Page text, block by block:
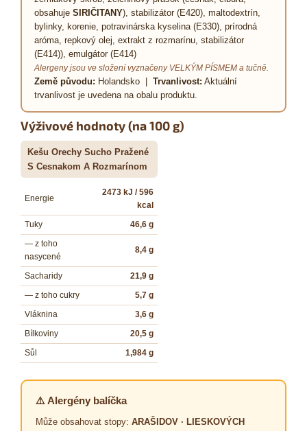
obsahuje SIRIČITANY), stabilizátor (E420), maltodextrín,
bylinky, korenie, potravinárska kyselina (E330), prírodná
aróma, repkový olej, extrakt z rozmarínu, stabilizátor
(E414)), emulgátor (E414)
Alergeny jsou ve složení vyznačeny VELKÝM PÍSMEM a tučně.
Země původu: Holandsko | Trvanlivost: Aktuální
trvanlivost je uvedena na obalu produktu.
Výživové hodnoty (na 100 g)
Kešu Orechy Sucho Pražené
S Cesnakom A Rozmarínom
Energie
2473 kJ / 596
kcal
Tuky
46,6 g
— z toho
nasycené
8,4 g
Sacharidy
21,9 g
— z toho cukry
5,7 g
Vláknina
3,6 g
Bílkoviny
20,5 g
Sůl
1,984 g
⚠️ Alergény balíčka
Může obsahovat stopy: ARAŠIDOV · LIESKOVÝCH